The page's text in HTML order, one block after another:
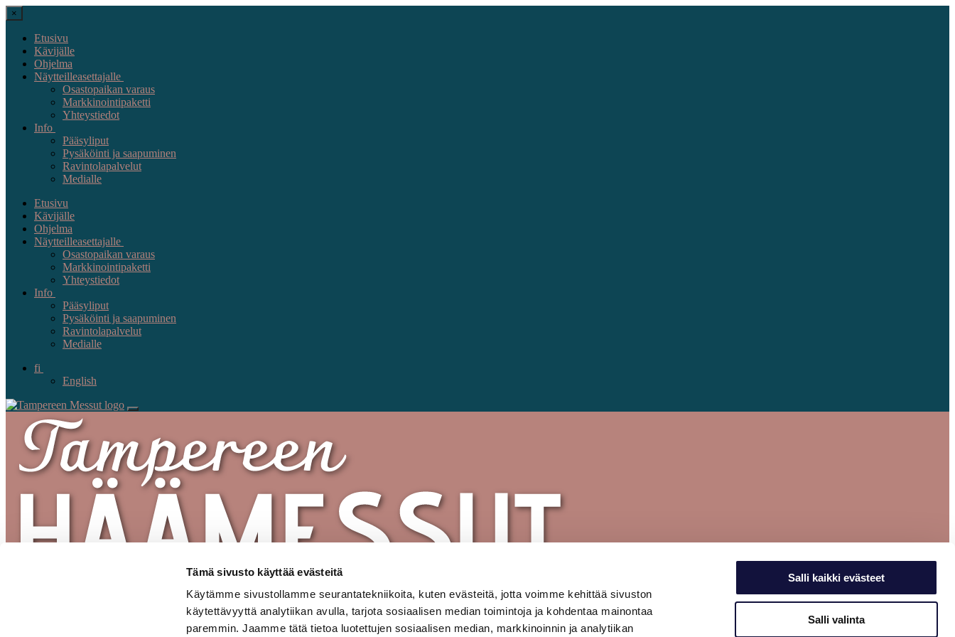
Tämä sivusto käyttää evästeitä
Käytämme sivustollamme seurantatekniikoita, kuten evästeitä, jotta voimme kehittää sivuston
käytettävyyttä analytiikan avulla, tarjota sosiaalisen median toimintoja ja kohdentaa mainontaa
paremmin. Jaamme tätä tietoa luotettujen sosiaalisen median, markkinoinnin ja analytiikan
Salli kaikki evästeet
Salli valinta
×
Etusivu
Kävijälle
Ohjelma
Näytteilleasettajalle
Osastopaikan varaus
Markkinointipaketti
Yhteystiedot
Info
Pääsyliput
Pysäköinti ja saapuminen
Ravintolapalvelut
Medialle
Etusivu
Kävijälle
Ohjelma
Näytteilleasettajalle
Osastopaikan varaus
Markkinointipaketti
Yhteystiedot
Info
Pääsyliput
Pysäköinti ja saapuminen
Ravintolapalvelut
Medialle
fi
English